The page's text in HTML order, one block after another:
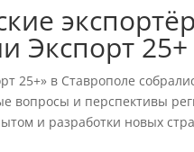
Экспорт
25+» в Ставрополе
вопросы и перспективы
и разработки новых